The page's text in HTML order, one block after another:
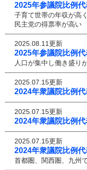
2025年参議院比例代
子育て世帯の年収が高
民主党の得票率が高い
2025.08.11更新
2025年参議院比例代
人口が集中し働き盛り
2025.07.15更新
2024年衆議院比例代
2025.07.15更新
2024年衆議院比例代
2025.07.15更新
2024年衆議院比例代
首都圏、関西圏、九州